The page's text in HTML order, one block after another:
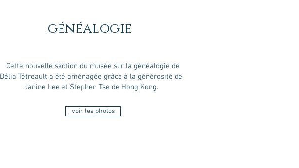
généalogie
Cette nouvelle section du musée sur la généalogie de
Délia Tétreault a été aménagée grâce à la générosité de
Janine Lee et Stephen Tse de Hong Kong.
voir les photos